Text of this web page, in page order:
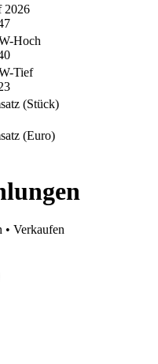
2026
Hoch
Tief
(Stück)
(Euro)
• Verkaufen